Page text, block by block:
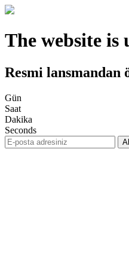
The website
Resmi lansmandan
Gün
Saat
Dakika
Seconds